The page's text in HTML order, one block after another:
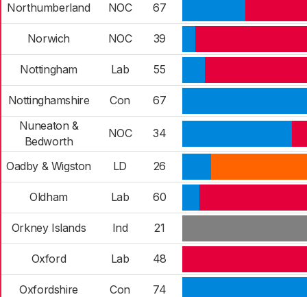
Northumberland NOC 67
Norwich NOC 39
Nottingham Lab 55
Nottinghamshire Con
67
Nuneaton &
Bedworth
NOC 34
Oadby & Wigston LD 26
Oldham Lab 60
Orkney Islands Ind 21
Oxford Lab 48
Oxfordshire Con 74